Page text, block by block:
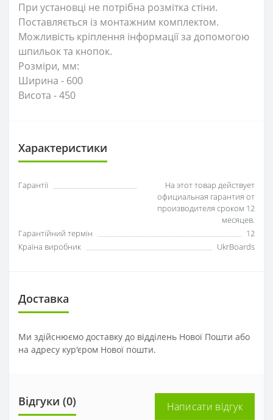
При установці не потрібна розмітка стіни.
Поставляється із монтажним комплектом.
Можливість кріплення інформації за допомогою
шпильок та кнопок.
Розміри, мм:
Ширина - 600
Висота - 450
Характеристики
Гарантії
На этот товар действует
официальная гарантия от
производителя сроком 12
месяцев.
Гарантійний термін
12
Країна виробник
UkrBoards
Доставка
Ми здійснюємо доставку до відділень Нової Пошти або
на адресу кур'єром Нової пошти.
Відгуки (0) Написати відгук